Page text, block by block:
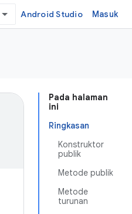
Android Studio Masuk
Pada halaman
ini
Ringkasan
Konstruktor
publik
Metode publik
Metode
turunan